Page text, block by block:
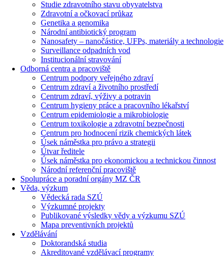
Studie zdravotního stavu obyvatelstva
Zdravotní a očkovací průkaz
Genetika a genomika
Národní antibiotický program
Nanosafety – nanočástice, UFPs, materiály a technologie
Surveillance odpadních vod
Institucionální stravování
Odborná centra a pracoviště
Centrum podpory veřejného zdraví
Centrum zdraví a životního prostředí
Centrum zdraví, výživy a potravin
Centrum hygieny práce a pracovního lékařství
Centrum epidemiologie a mikrobiologie
Centrum toxikologie a zdravotní bezpečnosti
Centrum pro hodnocení rizik chemických látek
Úsek náměstka pro právo a strategii
Útvar ředitele
Úsek náměstka pro ekonomickou a technickou činnost
Národní referenční pracoviště
Spolupráce a poradní orgány MZ ČR
Věda, výzkum
Vědecká rada SZÚ
Výzkumné projekty
Publikované výsledky vědy a výzkumu SZÚ
Mapa preventivních projektů
Vzdělávání
Doktorandská studia
Akreditované vzdělávací programy